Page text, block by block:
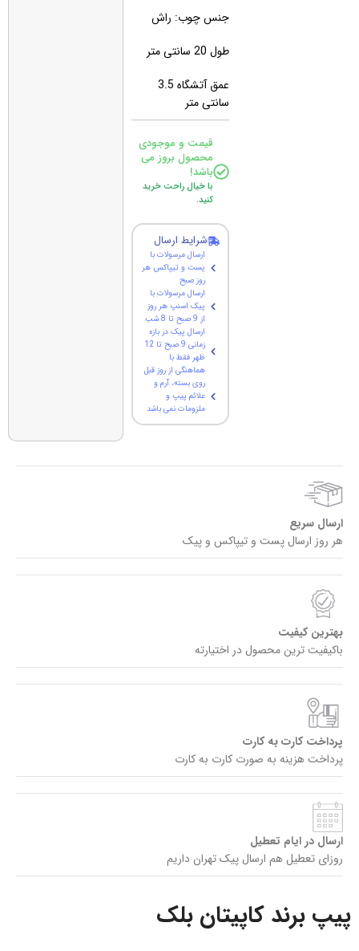
جنس چوب: راش
طول 20 سانتی متر
عمق آتشگاه 3.5
سانتی متر
قیمت و موجودی
محصول بروز می
باشد!
با خیال راحت خرید
کنید.
شرایط ارسال
ارسال مرسولات با
پست و تیپاکس هر
روز صبح
ارسال مرسولات با
پیک اسنپ هر روز
از 9 صبح تا 8 شب
ارسال پیک در بازه
زمانی 9 صبح تا 12
ظهر فقط با
هماهنگی از روز قبل
روی بسته، آرم و
علائم پیپ و
ملزومات نمی باشد
ارسال سریع
هر روز ارسال پست و تیپاکس و پیک
بهترین کیفیت
باکیفیت ترین محصول در اختیارته
پرداخت کارت به کارت
پرداخت هزینه به صورت کارت به کارت
ارسال در ایام تعطیل
روزای تعطیل هم ارسال پیک تهران داریم
پیپ برند کاپیتان بلک